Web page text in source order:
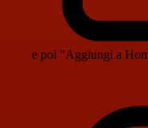
e poi "Aggiungi a